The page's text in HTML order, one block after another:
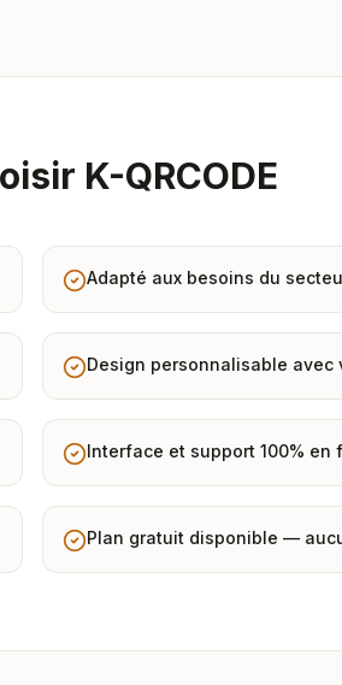
K-QRCODE
Adapté aux besoins du
Design personnalisable avec
Interface et support 100% en
Plan gratuit disponible —